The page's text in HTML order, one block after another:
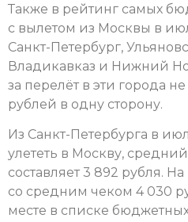
Также в рейтинг самых
с вылетом из Москвы в
Санкт-Петербург,
Владикавказ и Нижний
за перелёт в эти города
рублей в одну сторону.
Из Санкт-Петербурга в
улететь в Москву,
составляет 3 892 рубля.
со средним чеком 4 030
месте в списке